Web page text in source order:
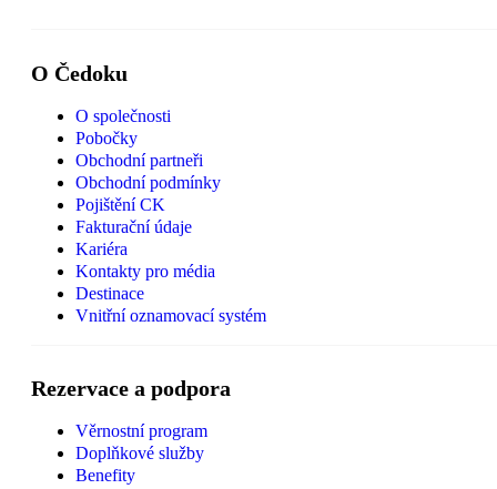
O Čedoku
O společnosti
Pobočky
Obchodní partneři
Obchodní podmínky
Pojištění CK
Fakturační údaje
Kariéra
Kontakty pro média
Destinace
Vnitřní oznamovací systém
Rezervace a podpora
Věrnostní program
Doplňkové služby
Benefity